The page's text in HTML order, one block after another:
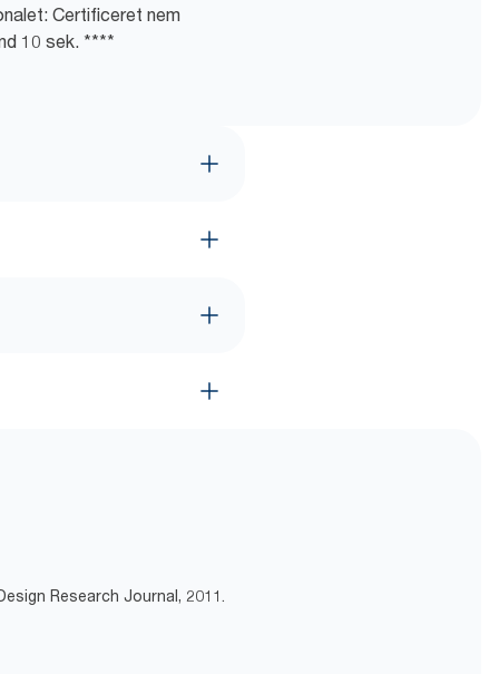
Certificeret nem
10 sek. ****
Research Journal, 2011.